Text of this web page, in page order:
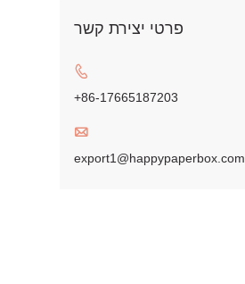
פרטי יצירת קשר

+86-17665187203

export1@happypaperbox.com